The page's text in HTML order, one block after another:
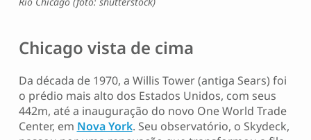
Chicago vista de cima
Da década de 1970, a Willis Tower (antiga Sears) foi
o prédio mais alto dos Estados Unidos, com seus
442m, até a inauguração do novo One World Trade
Center, em Nova York. Seu observatório, o Skydeck,